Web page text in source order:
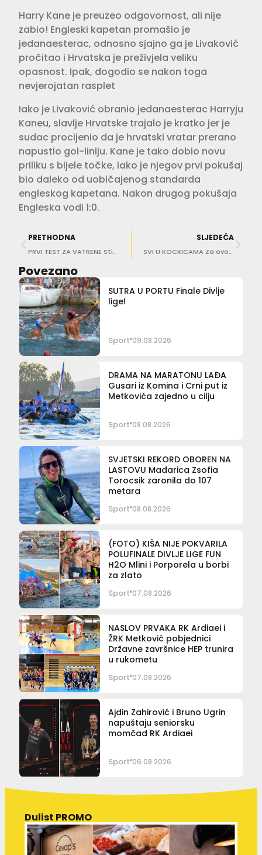
Harry Kane je preuzeo odgovornost, ali nije
zabio! Engleski kapetan promašio je
jedanaesterac, odnosno sjajno ga je Livaković
pročitao i Hrvatska je preživjela veliku
opasnost. Ipak, dogodio se nakon toga
nevjerojatan rasplet
Iako je Livaković obranio jedanaesterac Harryju
Kaneu, slavlje Hrvatske trajalo je kratko jer je
sudac procijenio da je hrvatski vratar prerano
napustio gol-liniju. Kane je tako dobio novu
priliku s bijele točke, iako je njegov prvi pokušaj
bio daleko od uobičajenog standarda
engleskog kapetana. Nakon drugog pokušaja
Engleska vodi 1:0.
PRETHODNA
PRVI TEST ZA VATRENE Stigli su sastavi! Dalić iznenadio i ostavio senatora na klupi
SLJEDEĆA
SVI U KOCKICAMA Za ovo gledati treba imati puno živaca! Evo tko je sve navijao za Vatrene
Povezano
SUTRA U PORTU Finale Divlje
lige!
Sport 09.08.2026
DRAMA NA MARATONU LAĐA
Gusari iz Komina i Crni put iz
Metkovića zajedno u cilju
Sport 08.08.2026
SVJETSKI REKORD OBOREN NA
LASTOVU Mađarica Zsofia
Torocsik zaronila do 107
metara
Sport 08.08.2026
(FOTO) KIŠA NIJE POKVARILA
POLUFINALE DIVLJE LIGE FUN
H2O Mlini i Porporela u borbi
za zlato
Sport 07.08.2026
NASLOV PRVAKA RK Ardiaei i
ŽRK Metković pobjednici
Državne završnice HEP trunira
u rukometu
Sport 07.08.2026
Ajdin Zahirović i Bruno Ugrin
napuštaju seniorsku
momčad RK Ardiaei
Sport 06.08.2026
Dulist PROMO